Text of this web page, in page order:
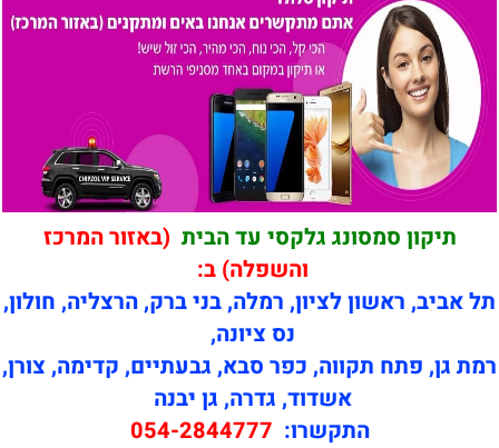
תיקון סמסונג גלקסי עד הבית (באזור המרכז
והשפלה) ב:
תל אביב, ראשון לציון, רמלה, בני ברק, הרצליה, חולון,
נס ציונה,
רמת גן, פתח תקווה, כפר סבא, גבעתיים, קדימה, צורן,
אשדוד, גדרה, גן יבנה
התקשרו: 054-2844777